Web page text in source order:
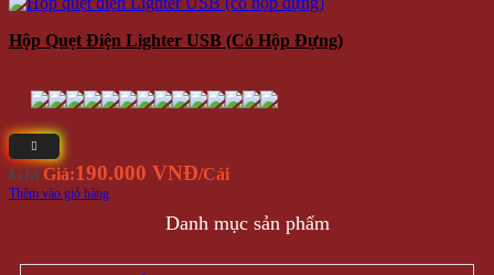
Hộp Quẹt Điện Lighter USB (có Hộp Đựng)
Giá Giá:190.000 VNĐ/Cái
Thêm vào giỏ hàng
Danh mục sản phẩm